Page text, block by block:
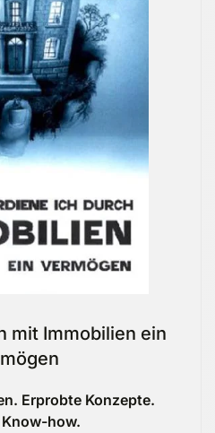
mit Immobilien ein
Erprobte Konzepte.
how.